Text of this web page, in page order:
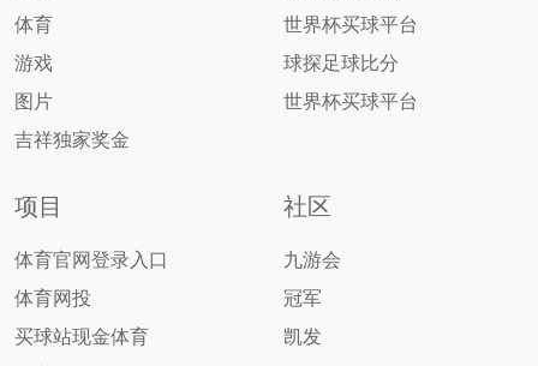
体育
游戏
图片
吉祥独家奖金
世界杯买球平台
球探足球比分
世界杯买球平台
项目
体育官网登录入口
体育网投
买球站现金体育
社区
九游会
冠军
凯发